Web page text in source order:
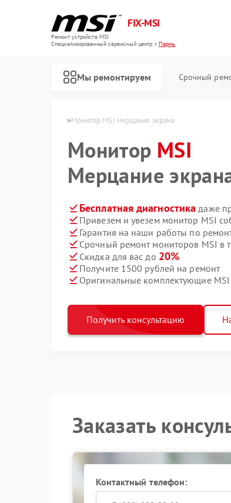
FIX-MSI
Ремонт устройств MSI
Специализированный cервисный центр г.Пермь
Мы ремонтируем Срочный
Монитор MSI мерцание экрана
Монитор MSI
Мерцание
Бесплатная диагностика даже
Привезем и увезем монитор MSI
Гарантия на наши работы по
Срочный ремонт мониторов MSI в
Скидка для вас до 20%
Получите 1500 рублей на ремонт
Оригинальные комплектующие MSI
Получить консультацию
Заказать
Контактный телефон: